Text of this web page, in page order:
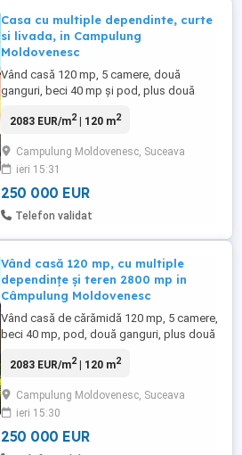
Casa cu multiple dependinte, curte
si livada, in Campulung
Moldovenesc
Vând casă 120 mp, 5 camere, două
ganguri, beci 40 mp și pod, plus două
plus baie, plus teren 2800 mp in
liniștită, apa, canalizare, gaz la poartă,
decantor, curent electric, internet. Casa
este din cărămidă cu pereți de ...
2083 EUR/m2| 120 m2
Campulung Moldovenesc, Suceava
ieri 15:31
250 000 EUR
Telefon validat
Vând casă 120 mp, cu multiple
dependințe și teren 2800 mp in
Câmpulung Moldovenesc
Vând casă de cărămidă 120 mp, 5 camere,
beci 40 mp, pod, două ganguri, plus două
grajd, teren 2800 mp, toate utilitățile, in
Preț 250 000 euro Telefon
2083 EUR/m2| 120 m2
Campulung Moldovenesc, Suceava
ieri 15:30
250 000 EUR